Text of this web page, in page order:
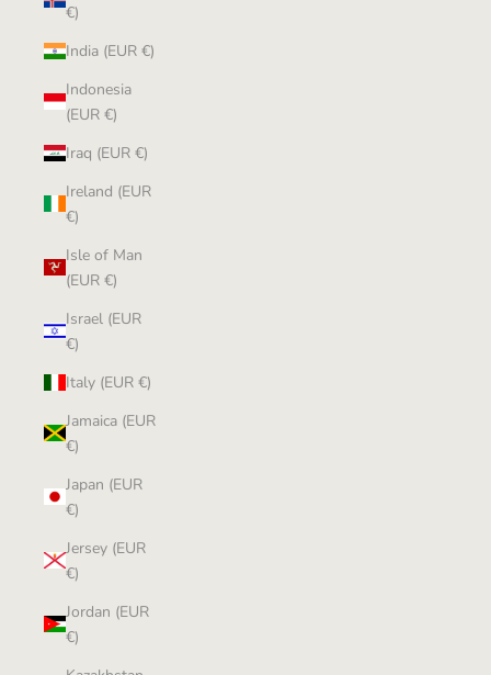
€)
India (EUR €)
Indonesia
(EUR €)
Iraq (EUR €)
Ireland (EUR
€)
Isle of Man
(EUR €)
Israel (EUR
€)
Italy (EUR €)
Jamaica (EUR
€)
Japan (EUR
€)
Jersey (EUR
€)
Jordan (EUR
€)